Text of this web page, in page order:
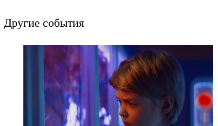
Другие события